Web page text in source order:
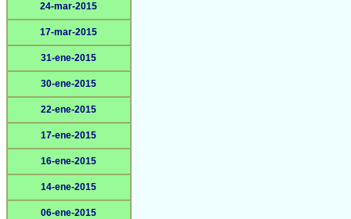
24-mar-2015
17-mar-2015
31-ene-2015
30-ene-2015
22-ene-2015
17-ene-2015
16-ene-2015
14-ene-2015
06-ene-2015